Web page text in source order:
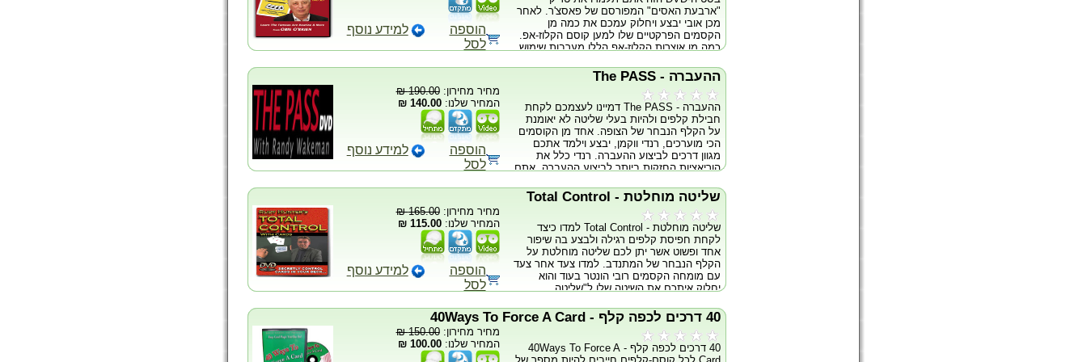
להזמין את ערכת הלימוד הזאת בגרסתה הזולה
יותר במחיר נמוך משמעותית שם ההבדל היחידי
הוא שהסרטים הינם יד שניה.סרט יד שניה מגיע
עם אחריות מלאה לתקינותו ואיכותו לא נופלת
"ארבעת האסים" המפורסם של פאסצ'ר. לאחר
מכן אובי יבצע ויחלוק עמכם את כמה מן
הקסמים הפרקטיים שלו למען קוסם הקלוז-אפ.
כמה מן אוצרות הקלוז-אפ הללו מערבות שימוש
Aces 3 K's Obie?s Chicago Opener Plate
DVD 2 Almost Mind Reading Dunbury
Deblusion ESP Cards Miss It The First
Time Nudist Deck Card Trick Sponge
Rabbits Obie O?brien?s Big Bucks Flying
Eagles Mystery Card Two Card Monte The
Poker Deal Big Mike/Little Joe
הוספה
לסל
למידע נוסף
ההעברה - The PASS
ההעברה - The PASS דמיינו לעצמכם לקחת
חבילת קלפים ולהיות בעלי שליטה לא יאומנת
על הקלף הנבחר של הצופה. אחד מן הקוסמים
הכי מוערכים, רנדי ווקמן, יבצע וילמד אתכם
מגוון דרכים לביצוע ההעברה. רנדי כלל את
הוריאציות החזקות ביותר לביצוע ההעברה. אתם
יעזרו לכם לצעוד לשלב הבא בקסמי-הקלפים.
מהלכי קלפים אלו הם המפרדים בין קוסם
הקלפים הטירון לבין קוסם הקלפים המקצועי. ה-
DVD מכיל ביצועים רבים והסברים המועברים
צעד אחר צעד ולאט. ניתן לרכוש DVD זה כיד
שנייה במחיר של 70 ש"ח בלבד.
מחיר מחירון:190.00 ₪
המחיר שלנו:140.00 ₪
הוספה
לסל
למידע נוסף
שליטה מוחלטת - Total Control
שליטה מוחלטת - Total Control למדו כיצד
לקחת חפיסת קלפים רגילה ולבצע בה שיפור
אחד ופשוט אשר יתן לכם שליטה מוחלטת על
הקלף הנבחר של המתנדב. למדו צעד אחר צעד
עם מומחה הקסמים רובי הונטר בעוד והוא
יחלוק איתכם את השיטה שלו ל"שליטה
רובי ילמד אתכם את האפקט המפורסם שלו:
"שליטת האסים המוחלטת." ניתן לרכוש את ה-
DVD כיד שנייה במחיר של 60 ש"ח בלבד
מחיר מחירון:165.00 ₪
המחיר שלנו:115.00 ₪
הוספה
לסל
למידע נוסף
40 דרכים לכפה קלף - 40Ways To Force A Card
40 דרכים לכפה קלף - 40Ways To Force A
מחיר מחירון:150.00 ₪
המחיר שלנו:100.00 ₪